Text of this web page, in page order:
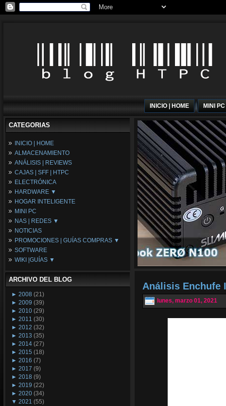
INICIO | HOME MINI PC
CATEGORIAS
INICIO | HOME
ALMACENAMIENTO
ANÁLISIS | REVIEWS
CAJAS | SFF | HTPC
ELECTRÓNICA
HARDWARE ▼
Fuentes de Alimentación
Memória RAM
Placas Base
Procesadores
Periféricos
Refrigeración
Tarjetas Gráficas
HOGAR INTELIGENTE
MINI PC
NAS | REDES ▼
NAS
Espacio Synology
Redes
NOTICIAS
PROMOCIONES | GUÍAS COMPRAS ▼
Configuraciones Ordenadores
Guías de Compras
SOFTWARE
WIKI |GUÍAS ▼
Wikipedia
ARCHIVO DEL BLOG
► 2008 (21)
► 2009 (39)
► 2010 (29)
► 2011 (30)
► 2012 (32)
► 2013 (35)
► 2014 (27)
► 2015 (18)
► 2016 (7)
► 2017 (9)
► 2018 (9)
► 2019 (22)
► 2020 (34)
▼ 2021 (55)
Análisis Enchufe
lunes, marzo 01, 2021